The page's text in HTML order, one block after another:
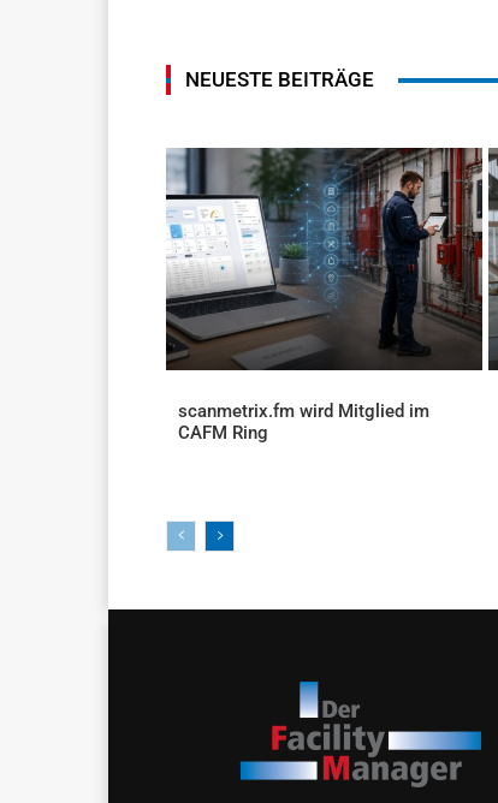
NEUESTE BEITRÄGE
scanmetrix.fm wird Mitglied im
CAFM Ring